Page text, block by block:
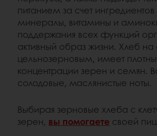
питанием за счет
минералы, витамины и
поддержания всех функций
активный образ жизни. Хлеб
цельнозерновым, имеет
концентрации зерен и семян.
солодовые, маслянистые ноты.
Выбирая зерновые хлеба с
зерен, вы помогаете своей